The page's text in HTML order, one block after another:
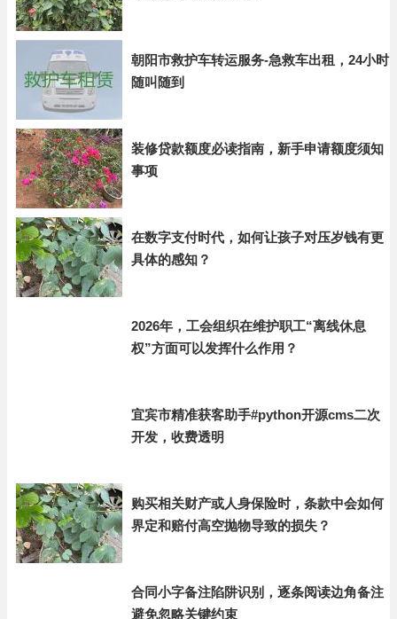
朝阳市救护车转运服务-急救车出租，24小时
随叫随到
装修贷款额度必读指南，新手申请额度须知
事项
在数字支付时代，如何让孩子对压岁钱有更
具体的感知？
2026年，工会组织在维护职工“离线休息
权”方面可以发挥什么作用？
宜宾市精准获客助手#python开源cms二次
开发，收费透明
购买相关财产或人身保险时，条款中会如何
界定和赔付高空抛物导致的损失？
合同小字备注陷阱识别，逐条阅读边角备注
避免忽略关键约束